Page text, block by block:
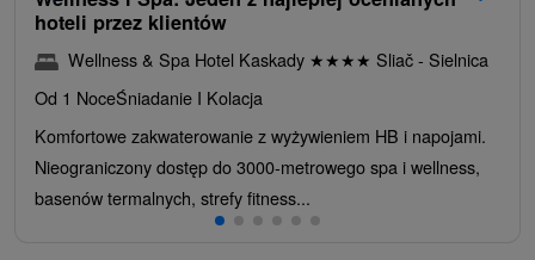
hoteli przez klientów
Wellness & Spa Hotel Kaskady ★★★★ Sliač - Sielnica
Od 1 NoceŚniadanie I Kolacja
Komfortowe zakwaterowanie z wyżywieniem HB i napojami.
Nieograniczony dostęp do 3000-metrowego spa i wellness,
basenów termalnych, strefy fitness...